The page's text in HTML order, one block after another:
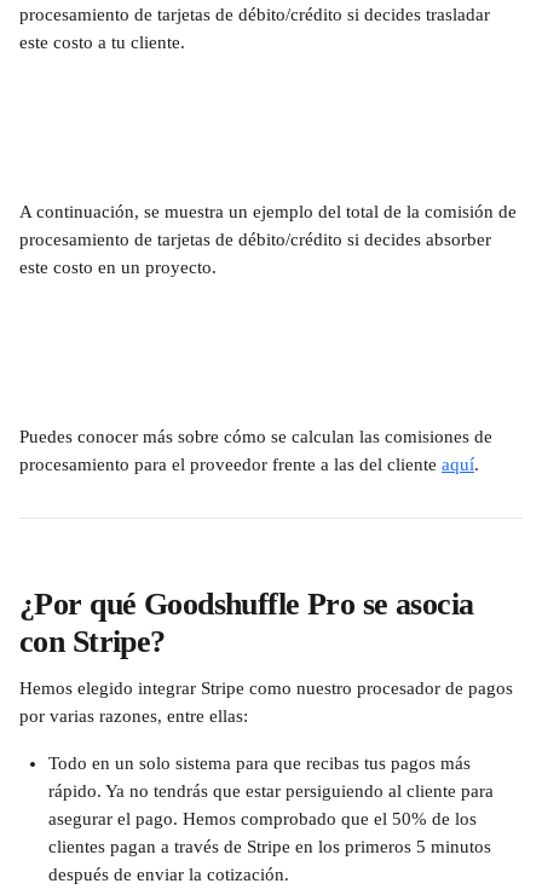
procesamiento de tarjetas de débito/crédito si decides trasladar
este costo a tu cliente.
A continuación, se muestra un ejemplo del total de la comisión de
procesamiento de tarjetas de débito/crédito si decides absorber
este costo en un proyecto.
Puedes conocer más sobre cómo se calculan las comisiones de
procesamiento para el proveedor frente a las del cliente aquí.
¿Por qué Goodshuffle Pro se asocia
con Stripe?
Hemos elegido integrar Stripe como nuestro procesador de pagos
por varias razones, entre ellas:
Todo en un solo sistema para que recibas tus pagos más
rápido. Ya no tendrás que estar persiguiendo al cliente para
asegurar el pago. Hemos comprobado que el 50% de los
clientes pagan a través de Stripe en los primeros 5 minutos
después de enviar la cotización.